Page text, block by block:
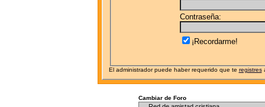
Contraseña:
¡Recordarme!
El administrador puede haber requerido que te registres
Cambiar de Foro